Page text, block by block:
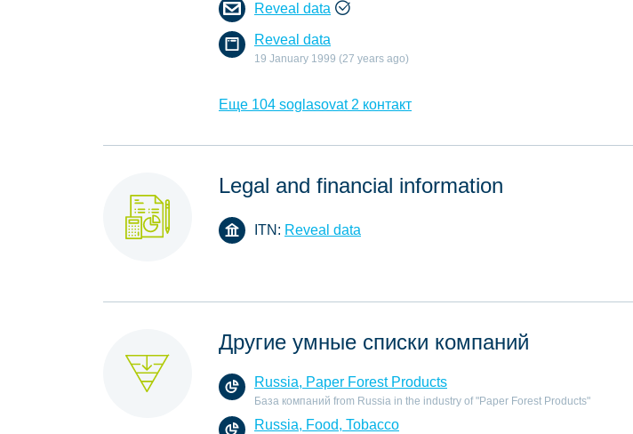
Reveal data
Reveal data
19 January 1999 (27 years ago)
Еще 104 soglasovat 2 контакт
Legal and financial information
ITN: Reveal data
Другие умные списки компаний
Russia, Paper Forest Products
База компаний from Russia in the industry of "Paper Forest Products"
Russia, Food, Tobacco